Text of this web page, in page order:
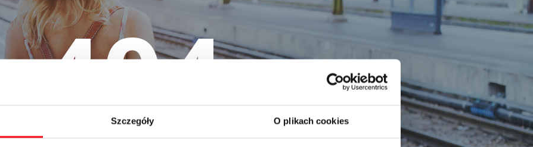
Szczegóły O plikach cookies
404